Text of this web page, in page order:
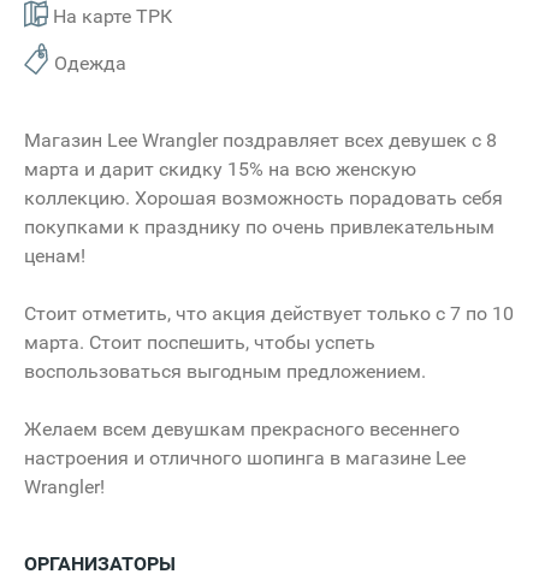
На карте ТРК
Одежда
Магазин Lee Wrangler поздравляет всех девушек с 8
марта и дарит скидку 15% на всю женскую
коллекцию. Хорошая возможность порадовать себя
покупками к празднику по очень привлекательным
ценам!
Стоит отметить, что акция действует только с 7 по 10
марта. Стоит поспешить, чтобы успеть
воспользоваться выгодным предложением.
Желаем всем девушкам прекрасного весеннего
настроения и отличного шопинга в магазине Lee
Wrangler!
ОРГАНИЗАТОРЫ